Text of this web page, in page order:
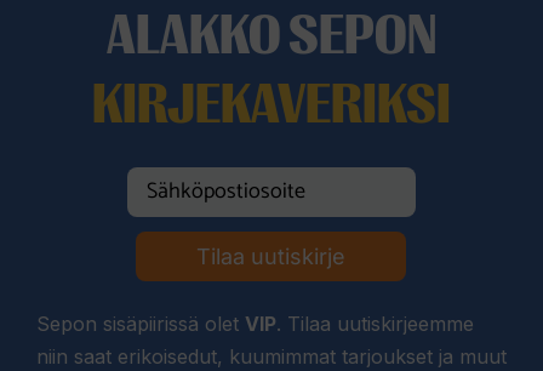
ALAKKO SEPON
KIRJEKAVERIKSI
Tilaa uutiskirje
Sepon sisäpiirissä olet VIP. Tilaa uutiskirjeemme
niin saat erikoisedut, kuumimmat tarjoukset ja muut